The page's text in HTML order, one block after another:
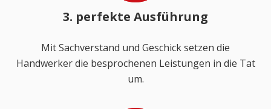
3. perfekte Ausführung
Mit Sachverstand und Geschick setzen die
Handwerker die besprochenen Leistungen in die Tat
um.